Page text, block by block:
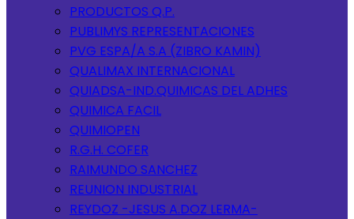
PRODUCTOS Q.P.
PUBLIMYS REPRESENTACIONES
PVG ESPA/A S.A (ZIBRO KAMIN)
QUALIMAX INTERNACIONAL
QUIADSA-IND.QUIMICAS DEL ADHES
QUIMICA FACIL
QUIMIOPEN
R.G.H. COFER
RAIMUNDO SANCHEZ
REUNION INDUSTRIAL
REYDOZ -JESUS A.DOZ LERMA-